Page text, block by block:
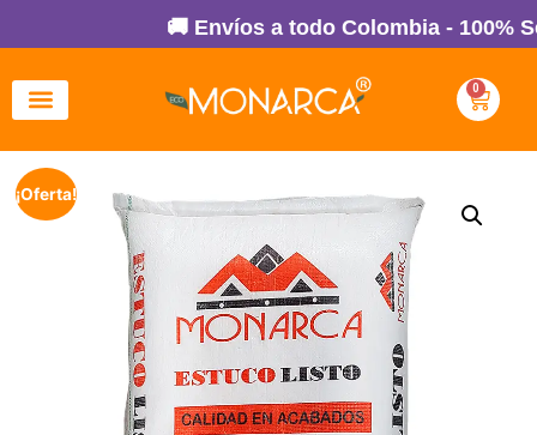
🚚 Envíos a todo Colombia - 100%
0
¡Oferta!